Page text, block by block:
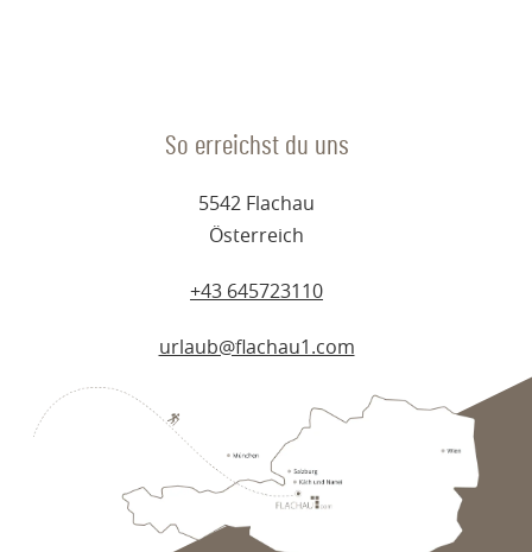
So erreichst du uns
5542 Flachau
Österreich
+43 645723110
urlaub@flachau1.com